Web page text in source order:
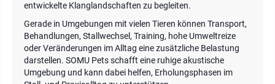
entwickelte Klanglandschaften zu begleiten.
Gerade in Umgebungen mit vielen Tieren können Transport,
Behandlungen, Stallwechsel, Training, hohe Umweltreize
oder Veränderungen im Alltag eine zusätzliche Belastung
darstellen. SOMU Pets schafft eine ruhige akustische
Umgebung und kann dabei helfen, Erholungsphasen im